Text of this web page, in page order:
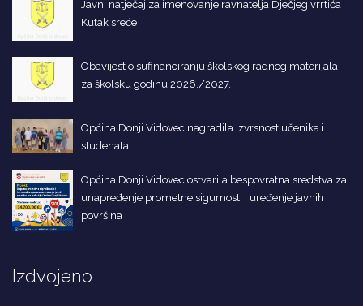
Javni natječaj za imenovanje ravnatelja Dječjeg vrrtića
Kutak sreće
Obavijest o sufinanciranju školskog radnog materijala
za školsku godinu 2026./2027.
Općina Donji Vidovec nagradila izvrsnost učenika i
studenata
Općina Donji Vidovec ostvarila bespovratna sredstva za
unapređenje prometne sigurnosti i uređenje javnih
površina
Izdvojeno